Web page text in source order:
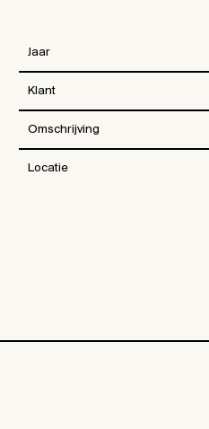
Jaar
Klant
Omschrijving
Locatie